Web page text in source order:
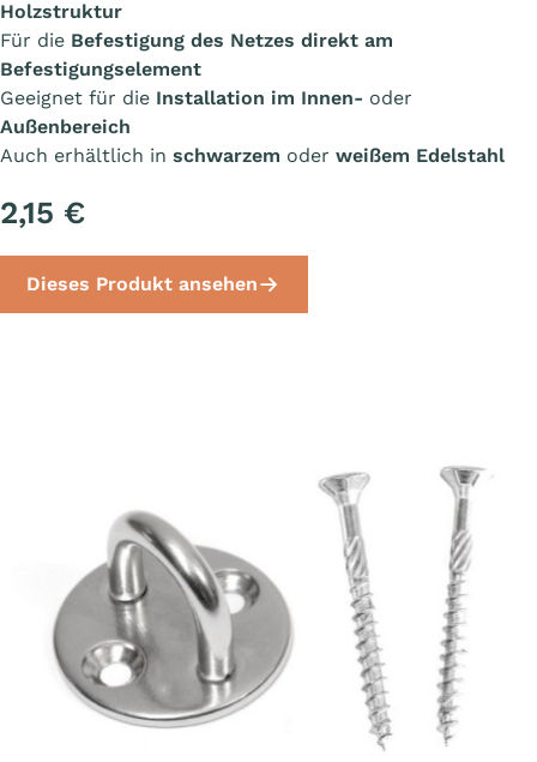
Holzstruktur
Für die Befestigung des Netzes direkt am
Befestigungselement
Geeignet für die Installation im Innen- oder
Außenbereich
Auch erhältlich in schwarzem oder weißem Edelstahl
2,15 €
Dieses Produkt ansehen